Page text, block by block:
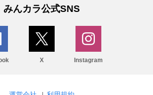
みんカラ公式SNS
X Instagram